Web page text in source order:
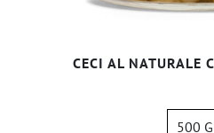
CECI AL NATURALE
500